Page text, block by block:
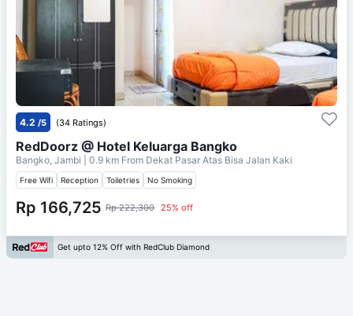
4.2 /5 (34 Ratings)
RedDoorz @ Hotel Keluarga Bangko
Bangko, Jambi | 0.9 km From Dekat Pasar Atas Bisa Jalan Kaki
Free Wifi Reception Toiletries No Smoking
Rp 166,725 Rp 222,300 25% off
Get upto 12% Off with RedClub Diamond